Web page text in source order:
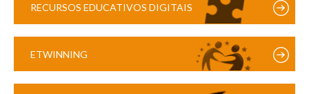
RECURSOS EDUCATIVOS DIGITAIS
ETWINNING